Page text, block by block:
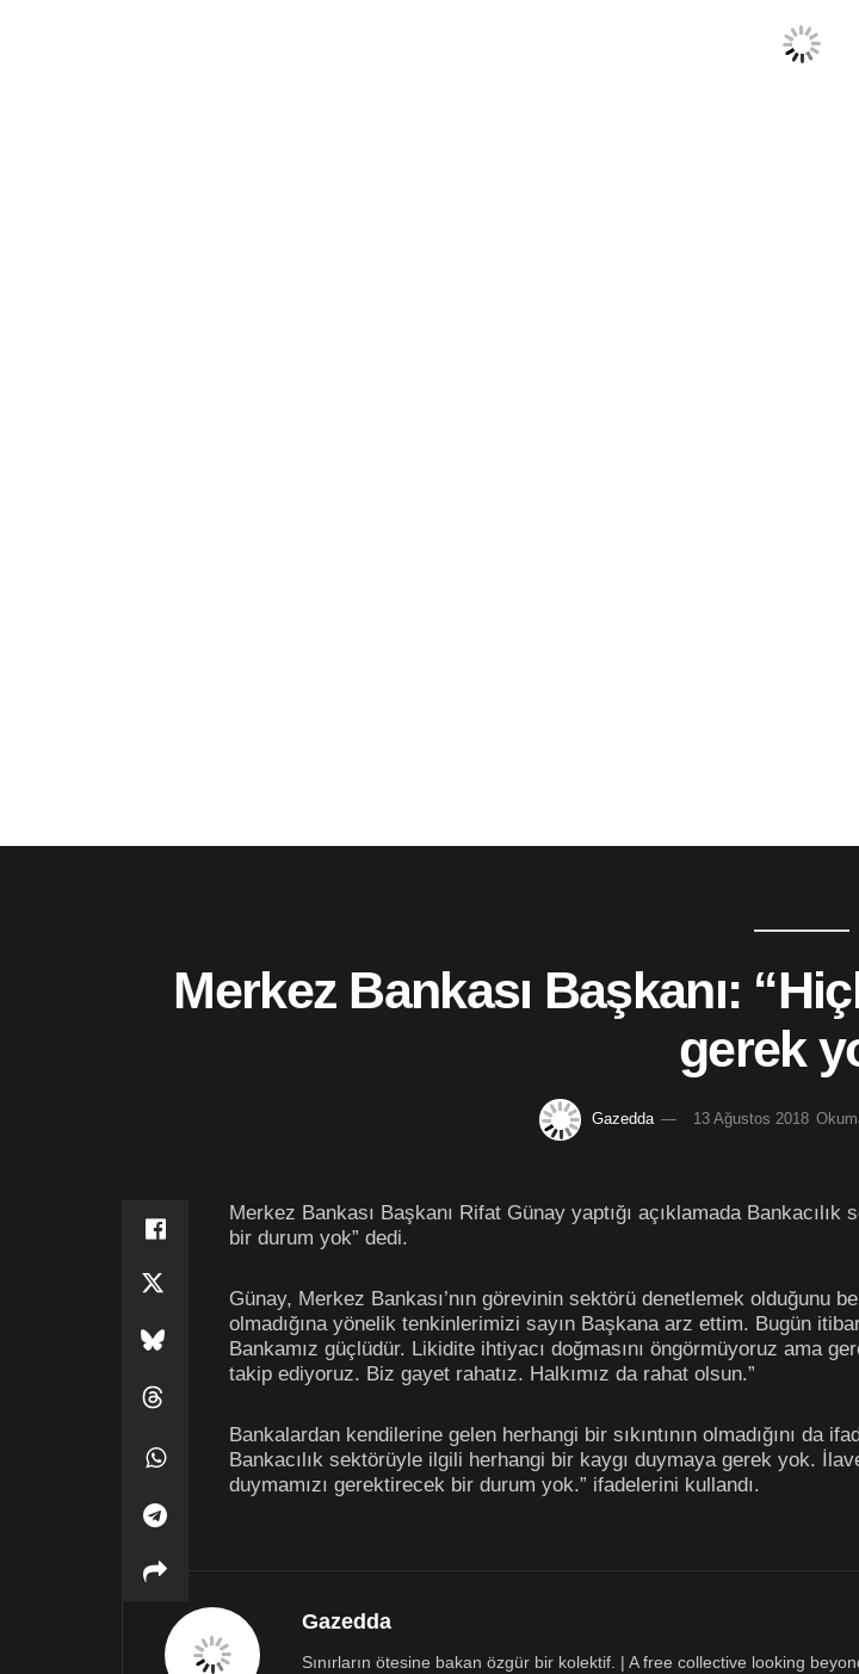
Merkez Bankası Başkanı:
gerek
Gazedda 13 Ağustos 2018
Merkez Bankası Başkanı Rifat Günay yaptığı açıklamada Bankacılık
bir durum yok” dedi.
Günay, Merkez Bankası’nın görevinin sektörü denetlemek olduğunu
olmadığına yönelik tenkinlerimizi sayın Başkana arz ettim. Bugün
Bankamız güçlüdür. Likidite ihtiyacı doğmasını öngörmüyoruz ama
takip ediyoruz. Biz gayet rahatız. Halkımız da rahat olsun.”
Bankalardan kendilerine gelen herhangi bir sıkıntının olmadığını da
Bankacılık sektörüyle ilgili herhangi bir kaygı duymaya gerek yok.
duymamızı gerektirecek bir durum yok.” ifadelerini kullandı.
Gazedda
Sınırların ötesine bakan özgür bir kolektif. | A free collective looking